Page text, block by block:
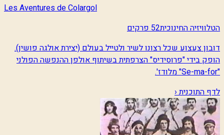
Les Aventures de Colargol
הטלוויזיה החינוכית52 פרקים
דובון צעצוע שכל רצונו לשיר ולטייל בעולם (יצירת אולגה פושין).
הופק בידי "פרוסידיס" הצרפתית בשיתוף אולפן ההנפשה הפולני
"Se-ma-for" מלודז'.
לדף התוכנית ‹